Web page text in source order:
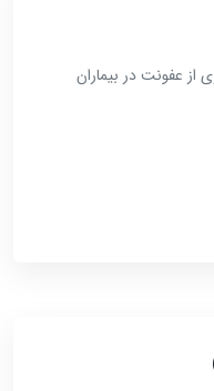
عفونت در بیماران